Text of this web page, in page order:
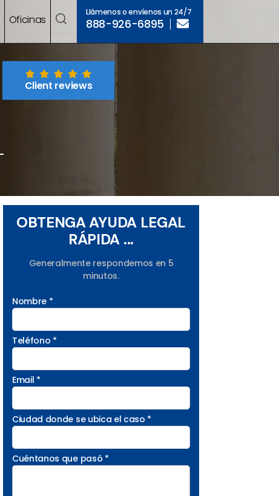
Oficinas
Llámenos o envíenos un 24/7
888-926-6895
Client reviews
OBTENGA AYUDA LEGAL
RÁPIDA ...
Generalmente respondemos en 5
minutos.
Nombre *
Teléfono *
Email *
Ciudad donde se ubica el caso *
Cuéntanos que pasó *